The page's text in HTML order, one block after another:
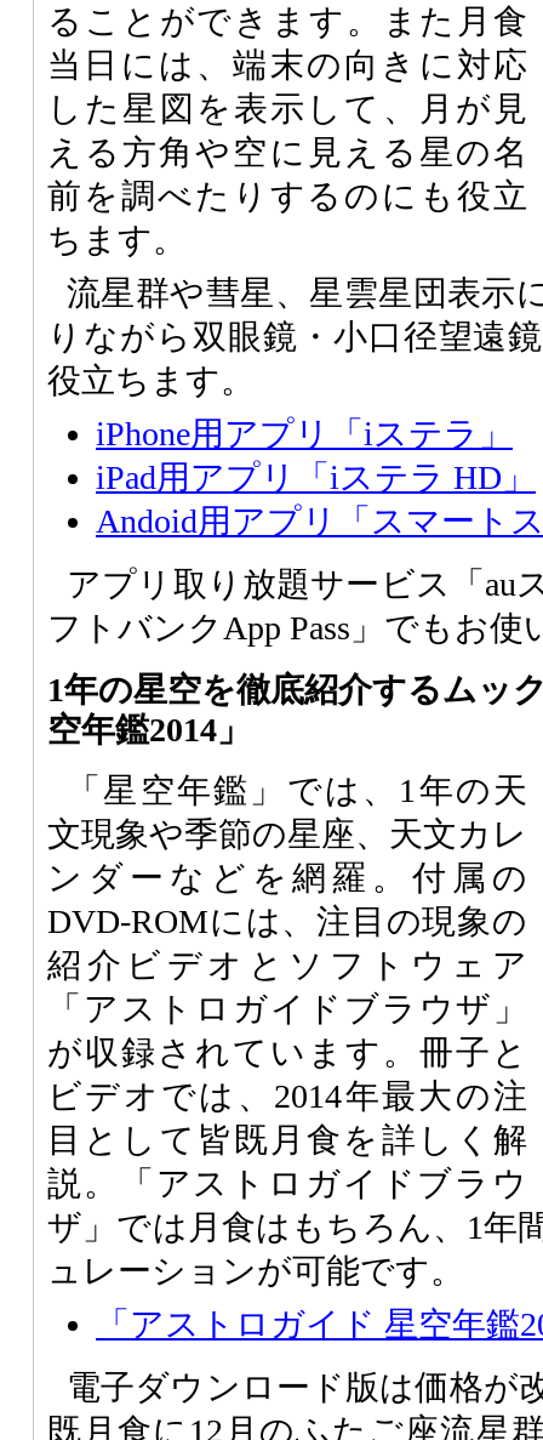
ることができます。また月食
当日には、端末の向きに対応
した星図を表示して、月が見
える方角や空に見える星の名
前を調べたりするのにも役立
ちます。
流星群や彗星、星雲星団表示
りながら双眼鏡・小口径望遠
役立ちます。
iPhone用アプリ「iステラ」
iPad用アプリ「iステラ HD」
Andoid用アプリ「スマート
アプリ取り放題サービス「au
フトバンクApp Pass」でもお
1年の星空を徹底紹介するムッ
空年鑑2014」
「星空年鑑」では、1年の天
文現象や季節の星座、天文カレ
ンダーなどを網羅。付属の
DVD-ROMには、注目の現象の
紹介ビデオとソフトウェア
「アストロガイドブラウザ」
が収録されています。冊子と
ビデオでは、2014年最大の注
目として皆既月食を詳しく解
説。「アストロガイドブラウ
ザ」では月食はもちろん、1年
ュレーションが可能です。
「アストロガイド 星空年鑑
電子ダウンロード版は価格が
既月食に12月のふたご座流星